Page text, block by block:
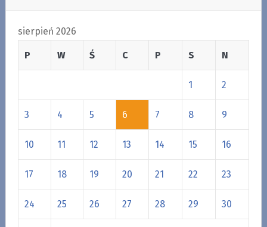
sierpień 2026
P W Ś C P S N
1 2
3 4 5 6 7 8 9
10 11 12 13 14 15 16
17 18 19 20 21 22 23
24 25 26 27 28 29 30